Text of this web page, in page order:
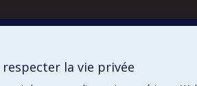
respecter la vie privée